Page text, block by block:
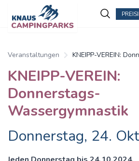
Veranstaltungen
KNEIPP-VEREIN:
KNEIPP-VEREIN:
Donnerstags-
Wassergymnastik
Donnerstag, 24.